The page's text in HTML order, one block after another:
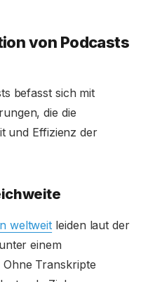
von Podcasts
befasst sich mit
die die
und Effizienz der
weltweit leiden laut der
einem
Transkripte